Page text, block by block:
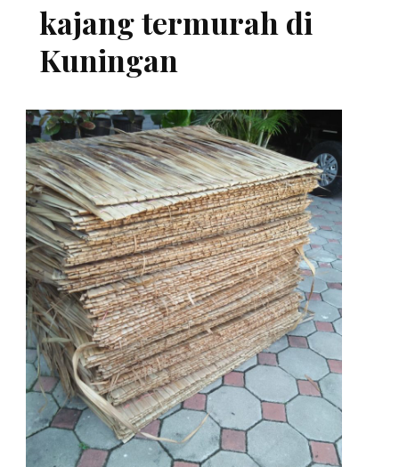
kajang termurah di
Kuningan